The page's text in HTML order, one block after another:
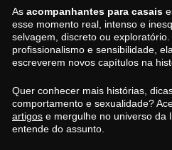
As acompanhantes para casais
esse momento real, intenso e
selvagem, discreto ou exploratório.
profissionalismo e sensibilidade,
escreverem novos capítulos na
Quer conhecer mais histórias,
comportamento e sexualidade?
artigos e mergulhe no universo da
entende do assunto.